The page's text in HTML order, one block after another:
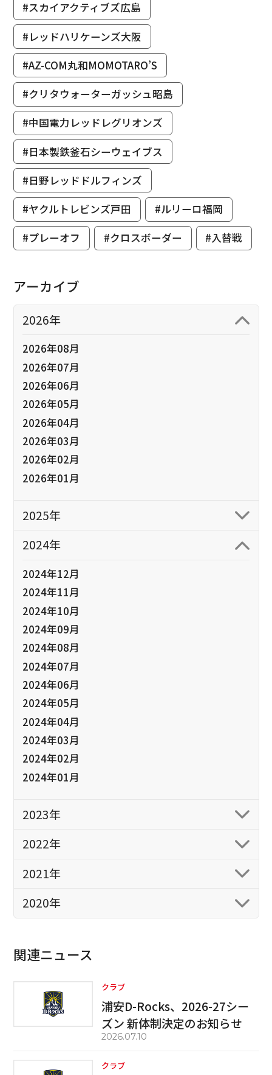
#スカイアクティブズ広島
#レッドハリケーンズ大阪
#AZ-COM丸和MOMOTARO’S
#クリタウォーターガッシュ昭島
#中国電力レッドレグリオンズ
#日本製鉄釜石シーウェイブス
#日野レッドドルフィンズ
#ヤクルトレビンズ戸田
#ルリーロ福岡
#プレーオフ
#クロスボーダー #入替戦
アーカイブ
2026年
2026年08月
2026年07月
2026年06月
2026年05月
2026年04月
2026年03月
2026年02月
2026年01月
2025年
2024年
2024年12月
2024年11月
2024年10月
2024年09月
2024年08月
2024年07月
2024年06月
2024年05月
2024年04月
2024年03月
2024年02月
2024年01月
2023年
2022年
2021年
2020年
関連ニュース
クラブ
浦安D-Rocks、2026-27シー
ズン 新体制決定のお知らせ
2026.07.10
クラブ